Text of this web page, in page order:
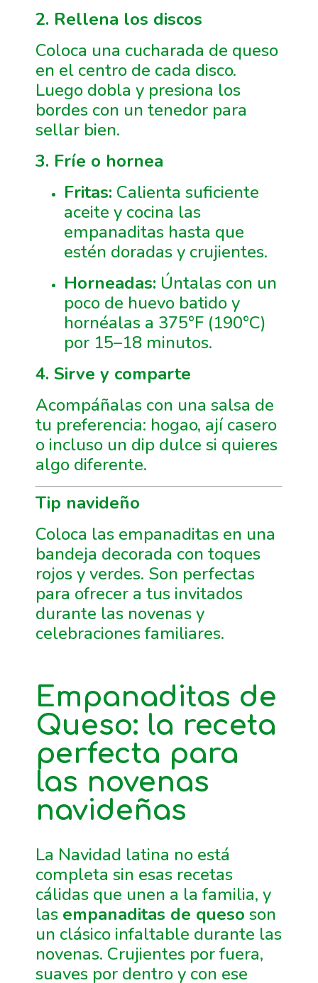
2. Rellena los discos
Coloca una cucharada de queso
en el centro de cada disco.
Luego dobla y presiona los
bordes con un tenedor para
sellar bien.
3. Fríe o hornea
Fritas: Calienta suficiente
aceite y cocina las
empanaditas hasta que
estén doradas y crujientes.
Horneadas: Úntalas con un
poco de huevo batido y
hornéalas a 375°F (190°C)
por 15–18 minutos.
4. Sirve y comparte
Acompáñalas con una salsa de
tu preferencia: hogao, ají casero
o incluso un dip dulce si quieres
algo diferente.
Tip navideño
Coloca las empanaditas en una
bandeja decorada con toques
rojos y verdes. Son perfectas
para ofrecer a tus invitados
durante las novenas y
celebraciones familiares.
Empanaditas de
Queso: la receta
perfecta para
las novenas
navideñas
La Navidad latina no está
completa sin esas recetas
cálidas que unen a la familia, y
las empanaditas de queso son
un clásico infaltable durante las
novenas. Crujientes por fuera,
suaves por dentro y con ese